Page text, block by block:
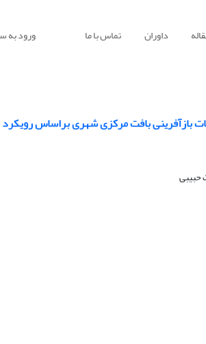
داوران تماس با ما ورود به
بازآفرینی بافت مرکزی شهری براساس
حبیبی